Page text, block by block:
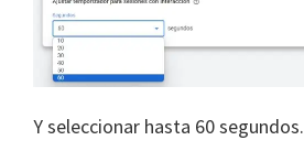
Y seleccionar hasta 60 segundos.